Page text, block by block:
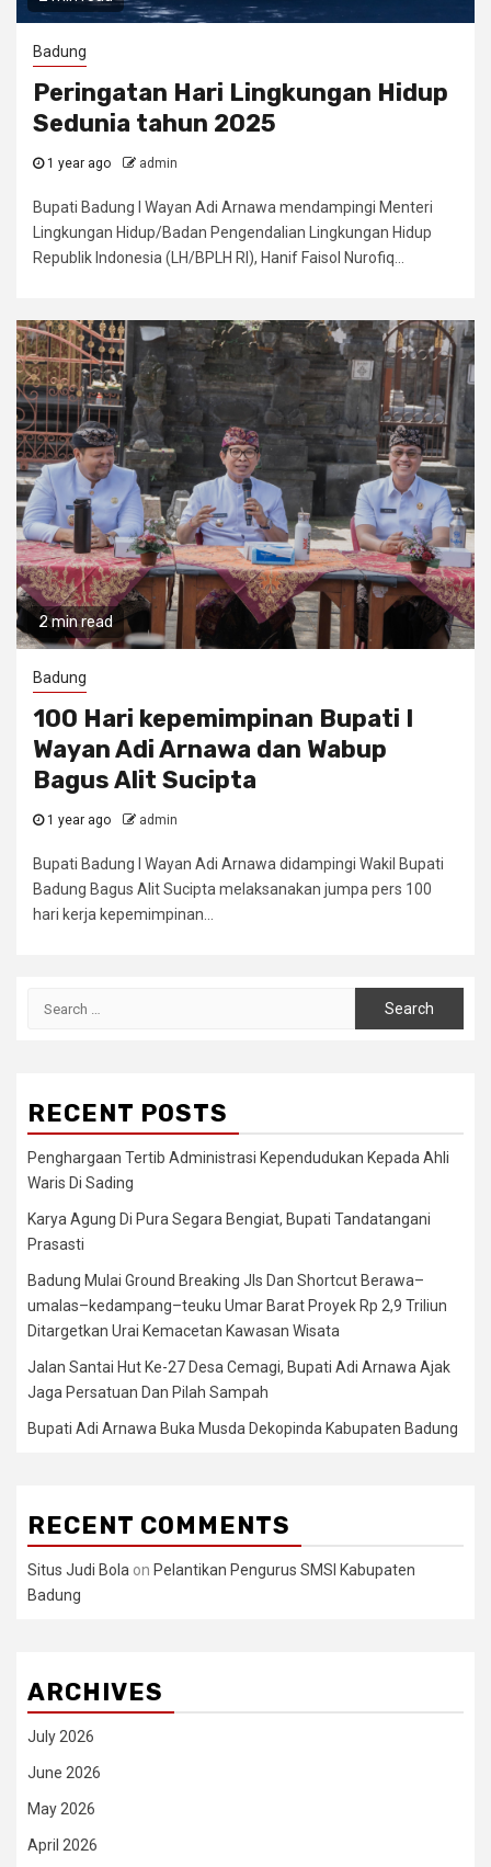
Badung
Peringatan Hari Lingkungan Hidup
Sedunia tahun 2025
1 year ago admin
Bupati Badung I Wayan Adi Arnawa mendampingi Menteri
Lingkungan Hidup/Badan Pengendalian Lingkungan Hidup
Republik Indonesia (LH/BPLH RI), Hanif Faisol Nurofiq...
2 min read
Badung
100 Hari kepemimpinan Bupati I
Wayan Adi Arnawa dan Wabup
Bagus Alit Sucipta
1 year ago admin
Bupati Badung I Wayan Adi Arnawa didampingi Wakil Bupati
Badung Bagus Alit Sucipta melaksanakan jumpa pers 100
hari kerja kepemimpinan...
RECENT POSTS
Penghargaan Tertib Administrasi Kependudukan Kepada Ahli
Waris Di Sading
Karya Agung Di Pura Segara Bengiat, Bupati Tandatangani
Prasasti
Badung Mulai Ground Breaking Jls Dan Shortcut Berawa–
umalas–kedampang–teuku Umar Barat Proyek Rp 2,9 Triliun
Ditargetkan Urai Kemacetan Kawasan Wisata
Jalan Santai Hut Ke-27 Desa Cemagi, Bupati Adi Arnawa Ajak
Jaga Persatuan Dan Pilah Sampah
Bupati Adi Arnawa Buka Musda Dekopinda Kabupaten Badung
RECENT COMMENTS
Situs Judi Bola on Pelantikan Pengurus SMSI Kabupaten
Badung
ARCHIVES
July 2026
June 2026
May 2026
April 2026